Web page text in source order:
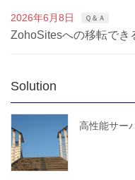
2026年6月8日 Ｑ＆Ａ
ZohoSitesへの移転でき
Solution
高性能サー